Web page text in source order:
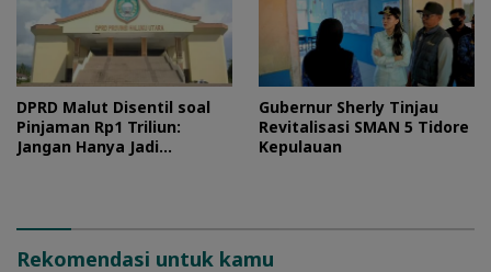
DPRD Malut Disentil soal
Pinjaman Rp1 Triliun:
Jangan Hanya Jadi
Gubernur Sherly Tinjau
Revitalisasi SMAN 5 Tidore
Kepulauan
Rekomendasi untuk kamu